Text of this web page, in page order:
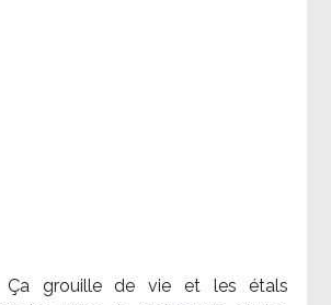
Ça grouille de vie et les étals